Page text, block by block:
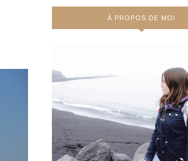
À PROPOS DE MOI